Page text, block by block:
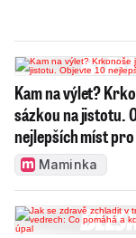
Kam na výlet?
sázkou na jistotu.
nejlepších míst
Maminka